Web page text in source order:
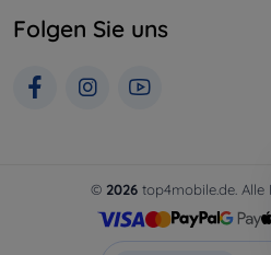
Folgen Sie uns
© 2026 top4mobile.de. Alle